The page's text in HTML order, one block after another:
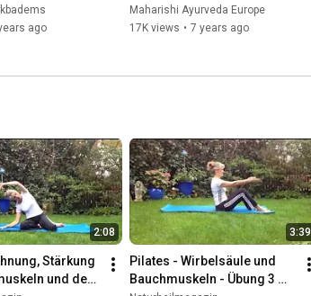
ago
Ayurveda - #1
Maharishi Ayurveda Europe
17K views • 7 years ago
2:08
Stärkung
und der
3:39
Pilates - Wirbelsäule und
Bauchmuskeln - Übung 3 mit